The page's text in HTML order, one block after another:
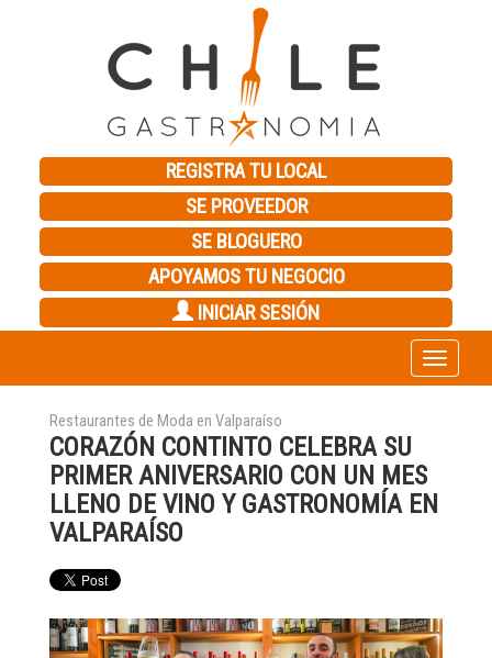
REGISTRA TU LOCAL
SE PROVEEDOR
SE BLOGUERO
APOYAMOS TU NEGOCIO
INICIAR SESIÓN
Toggle
navigation
Restaurantes de Moda en Valparaíso
CORAZÓN CONTINTO CELEBRA SU
PRIMER ANIVERSARIO CON UN MES
LLENO DE VINO Y GASTRONOMÍA EN
VALPARAÍSO
Previous Next